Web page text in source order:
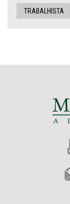
TRABALHISTA